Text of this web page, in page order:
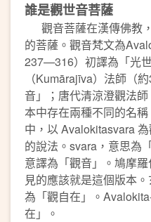
誰是觀世音菩薩
觀音菩薩在漢傳佛教
的菩薩。觀音梵文為
237—316）初譯為「光
（Kumārajīva）法師（
音」；唐代清涼澄觀法
本中存在兩種不同的名
中，以 Avalokitasvara
的說法。svara，意思為
意譯為「觀音」。鳩摩
見的應該就是這個版本
為「觀自在」。
在」。